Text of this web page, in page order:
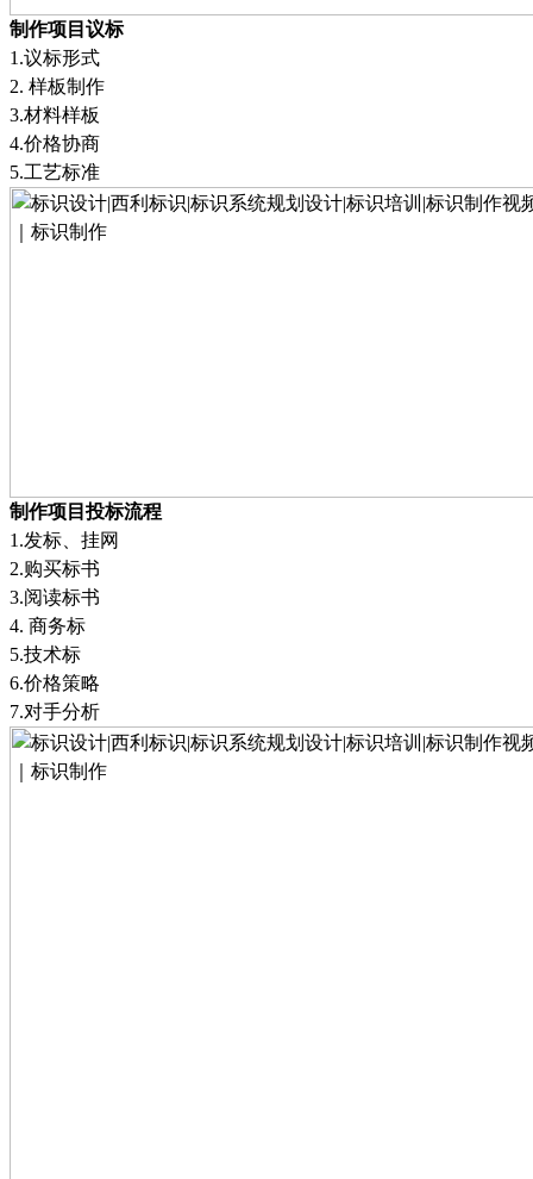
制作项目议标
1.议标形式
2. 样板制作
3.材料样板
4.价格协商
5.工艺标准
制作项目投标流程
1.发标、挂网
2.购买标书
3.阅读标书
4. 商务标
5.技术标
6.价格策略
7.对手分析